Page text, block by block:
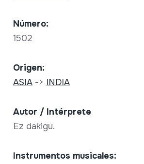
Número:
1502
Origen:
ASIA-> INDIA
Autor / Intérprete
Ez dakigu.
Instrumentos musicales: